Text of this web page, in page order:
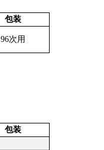
包装
96次用
包装